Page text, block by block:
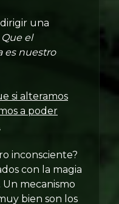
una
Que el
es nuestro
si alteramos
a poder
inconsciente?
con la magia
Un mecanismo
bien son los